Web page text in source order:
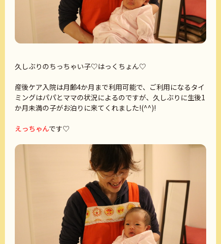
久しぶりのちっちゃい子♡はっくちょん♡
産後ケア入院は月齢4か月まで利用可能で、ご利用になるタイ
ミングはパパとママの状況によるのですが、久しぶりに生後1
か月未満の子がお泊りに来てくれました!(^^)!
えっちゃんです♡